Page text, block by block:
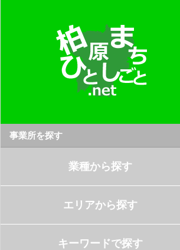
事業所を探す
業種から探す
エリアから探す
キーワードで探す